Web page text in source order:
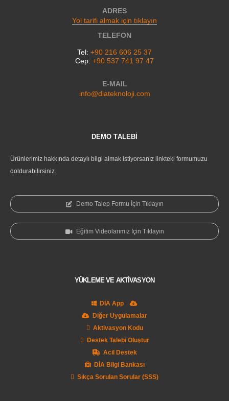
ADRES
Yol tarifi almak için tıklayın
TELEFON
Tel: +90 216 606 25 37
Cep: +90 537 741 97 47
E-MAIL
info@diateknoloji.com
DEMO TALEBİ
Ürünlerimiz hakkında detaylı bilgi almak istiyorsanız linkteki formumuzu
doldurabilirsiniz.
Demo Talep Formu İçin Tıklayın
Eğitim Videolarımız İçin Tıklayın
YÜKLEME VE AKTİVASYON
DİA App
Diğer Uygulamalar
Aktivasyon Kodu
Destek Talebi Oluştur
Acil Destek
DİA Bilgi Bankası
Sıkça Sorulan Sorular (SSS)